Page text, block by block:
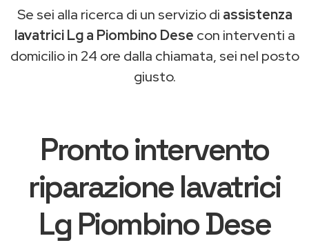
Se sei alla ricerca di un servizio di assistenza
lavatrici Lg a Piombino Dese con interventi a
domicilio in 24 ore dalla chiamata, sei nel posto
giusto.
Pronto intervento
riparazione lavatrici
Lg Piombino Dese